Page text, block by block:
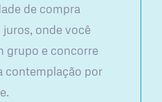
de compra
juros, onde você
grupo e concorre
contemplação por